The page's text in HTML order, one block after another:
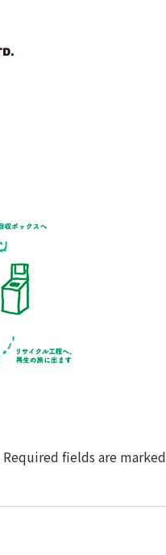
Required fields are marked